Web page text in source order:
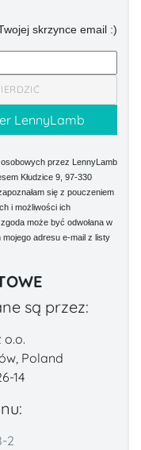
skrzynce email :)
przez LennyLamb
Kłudzice 9, 97-330
się z pouczeniem
i możliwości ich
może być odwołana w
adresu e-mail z listy
są przez:
o.o.
Poland
14
2